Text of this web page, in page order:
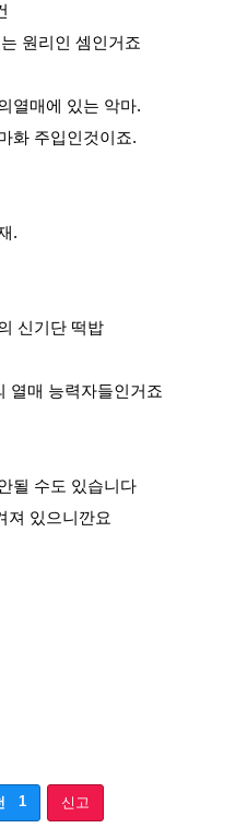
원리인 셈인거죠
열매에 있는 악마.
화 주입인것이죠.
.
신기단 떡밥
열매 능력자들인거죠
될 수도 있습니다
져 있으니깐요
1 신고